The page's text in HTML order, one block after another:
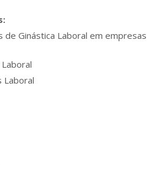
Ginástica Laboral em empresas
Laboral